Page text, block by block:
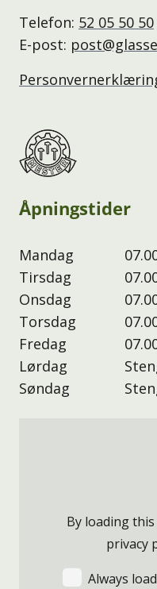
Telefon: 52 05 50 50
E-post:
Åpningstider
Mandag
Tirsdag
Onsdag
Torsdag
Fredag
Lørdag
Søndag
By loading
privacy
Always